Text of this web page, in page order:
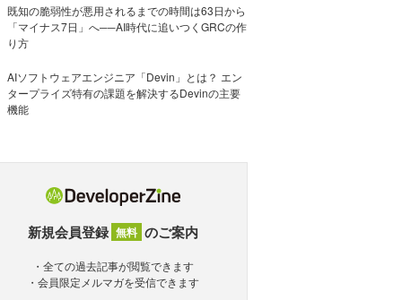
既知の脆弱性が悪用されるまでの時間は63日から
「マイナス7日」へ──AI時代に追いつくGRCの作
り方
AIソフトウェアエンジニア「Devin」とは？ エン
タープライズ特有の課題を解決するDevinの主要
機能
新規会員登録 無料 のご案内
・全ての過去記事が閲覧できます
・会員限定メルマガを受信できます